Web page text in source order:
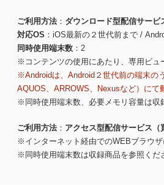
ご利用方法
ダウンロード型配信サービ
対応OS
iOS最新の２世代前まで /
同時使用端末数
2
※コンテンツの使用にあたり、専用ビュ
※Androidは、Android２世代前の端末の
AQUOS、ARROWS、Nexusなど）にて
※同時使用端末数、必要メモリ容量は収
ご利用方法
アクセス型配信サービス（
※インターネット経由でのWEBブラウ
※同時使用端末数は収録商品を参照くだ